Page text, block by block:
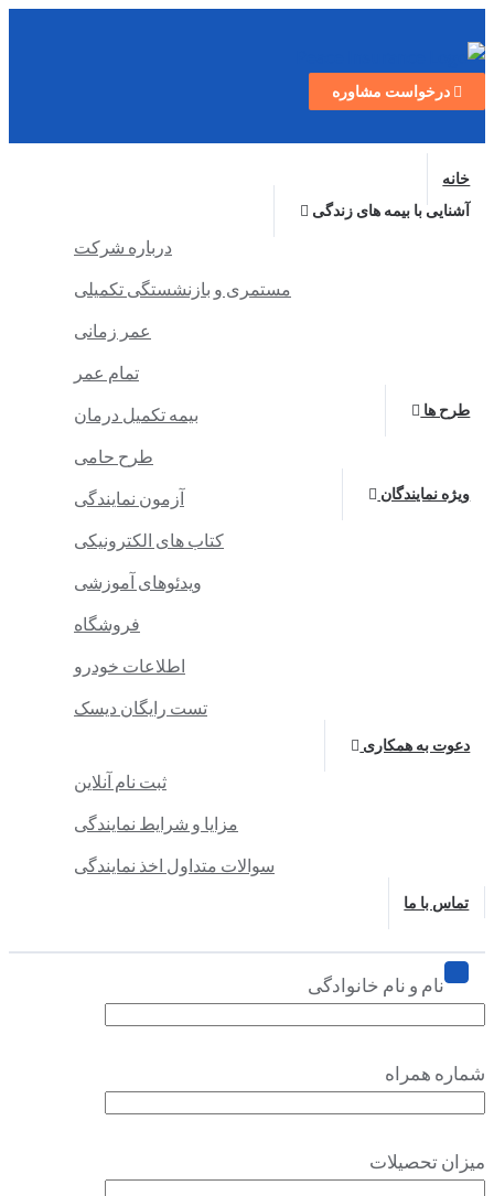
درخواست مشاوره
خانه
آشنایی با بیمه های زندگی
درباره شرکت
مستمری و بازنشستگی تکمیلی
عمر زمانی
تمام عمر
طرح ها
بیمه تکمیل درمان
طرح حامی
ویژه نمایندگان
آزمون نمایندگی
کتاب های الکترونیکی
ویدئوهای آموزشی
فروشگاه
اطلاعات خودرو
تست رایگان دیسک
دعوت به همکاری
ثبت نام آنلاین
مزایا و شرایط نمایندگی
سوالات متداول اخذ نمایندگی
تماس با ما
نام و نام خانوادگی
شماره همراه
میزان تحصیلات